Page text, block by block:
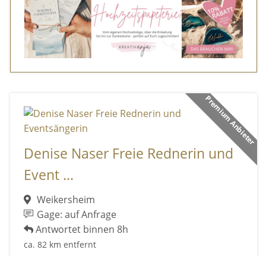
Premium Anbieter
Denise Naser Freie Rednerin und
Event ...
Weikersheim
Gage: auf Anfrage
Antwortet binnen 8h
ca. 82 km entfernt